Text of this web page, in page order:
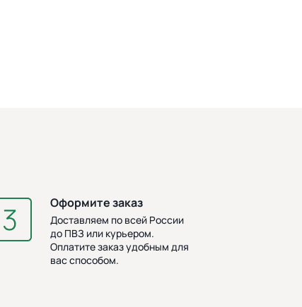
Оформите заказ
Доставляем по всей России
до ПВЗ или курьером.
Оплатите заказ удобным для
вас способом.